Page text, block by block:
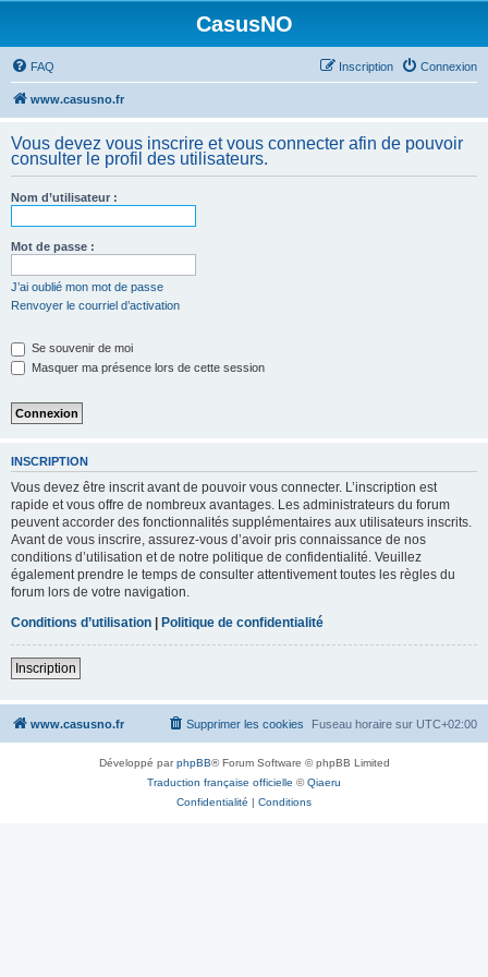
CasusNO
FAQ Connexion
Inscription
www.casusno.fr
Vous devez vous inscrire et vous connecter afin de pouvoir
consulter le profil des utilisateurs.
Nom d’utilisateur :
Mot de passe :
J’ai oublié mon mot de passe
Renvoyer le courriel d’activation
Se souvenir de moi
Masquer ma présence lors de cette session
INSCRIPTION
Vous devez être inscrit avant de pouvoir vous connecter. L’inscription est
rapide et vous offre de nombreux avantages. Les administrateurs du forum
peuvent accorder des fonctionnalités supplémentaires aux utilisateurs inscrits.
Avant de vous inscrire, assurez-vous d’avoir pris connaissance de nos
conditions d’utilisation et de notre politique de confidentialité. Veuillez
également prendre le temps de consulter attentivement toutes les règles du
forum lors de votre navigation.
Conditions d’utilisation | Politique de confidentialité
Inscription
www.casusno.fr Fuseau horaire sur UTC+02:00
Supprimer les cookies
Développé parphpBB® Forum Software © phpBB Limited
Traduction française officielle ©Qiaeru
Confidentialité | Conditions